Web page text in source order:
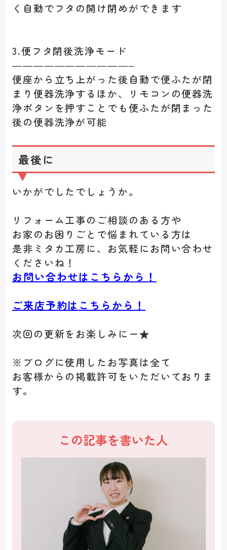
く自動でフタの開け閉めができます
3.便フタ閉後洗浄モード
———————————–
便座から立ち上がった後自動で便ふたが閉
まり便器洗浄するほか、リモコンの便器洗
浄ボタンを押すことでも便ふたが閉まった
後の便器洗浄が可能
最後に
いかがでしたでしょうか。
リフォーム工事のご相談のある方や
お家のお困りごとで悩まれている方は
是非ミタカ工房に、お気軽にお問い合わせ
くださいね！
お問い合わせはこちらから！
ご来店予約はこちらから！
次回の更新をお楽しみにー★
※ブログに使用したお写真は全て
お客様からの掲載許可をいただいておりま
す。
この記事を書いた人